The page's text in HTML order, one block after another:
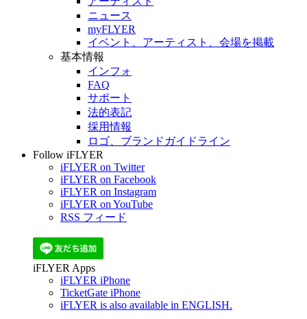
ニュース
myFLYER
イベント、アーティスト、会場を掲載
基本情報
インフォ
FAQ
サポート
法的表記
採用情報
ロゴ、ブランドガイドライン
Follow iFLYER
iFLYER on Twitter
iFLYER on Facebook
iFLYER on Instagram
iFLYER on YouTube
RSS フィード
iFLYER Apps
iFLYER iPhone
TicketGate iPhone
iFLYER is also available in ENGLISH.